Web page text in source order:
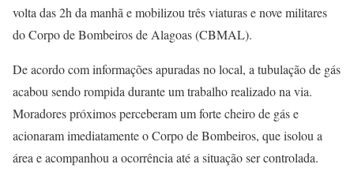
volta das 2h da manhã e mobilizou três viaturas e nove militares
do Corpo de Bombeiros de Alagoas (CBMAL).
De acordo com informações apuradas no local, a tubulação de gás
acabou sendo rompida durante um trabalho realizado na via.
Moradores próximos perceberam um forte cheiro de gás e
acionaram imediatamente o Corpo de Bombeiros, que isolou a
área e acompanhou a ocorrência até a situação ser controlada.